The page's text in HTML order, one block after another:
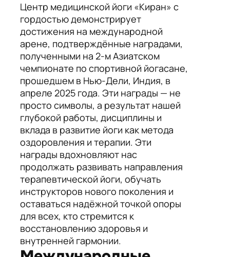
Центр медицинской йоги «Киран» с
гордостью демонстрирует
достижения на международной
арене, подтверждённые наградами,
полученными на 2-м Азиатском
чемпионате по спортивной йогасане,
прошедшем в Нью-Дели, Индия, в
апреле 2025 года. Эти награды — не
просто символы, а результат нашей
глубокой работы, дисциплины и
вклада в развитие йоги как метода
оздоровления и терапии. Эти
награды вдохновляют нас
продолжать развивать направления
терапевтической йоги, обучать
инструкторов нового поколения и
оставаться надёжной точкой опоры
для всех, кто стремится к
восстановлению здоровья и
внутренней гармонии.